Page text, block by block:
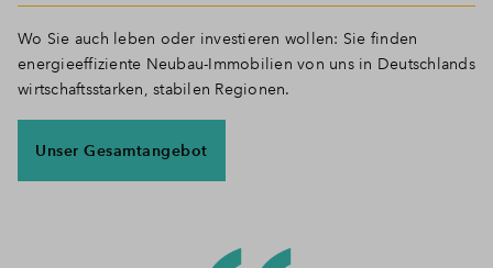
Wo Sie auch leben oder investieren wollen: Sie finden
energieeffiziente Neubau-Immobilien von uns in Deutschlands
wirtschaftsstarken, stabilen Regionen.
Unser Gesamtangebot